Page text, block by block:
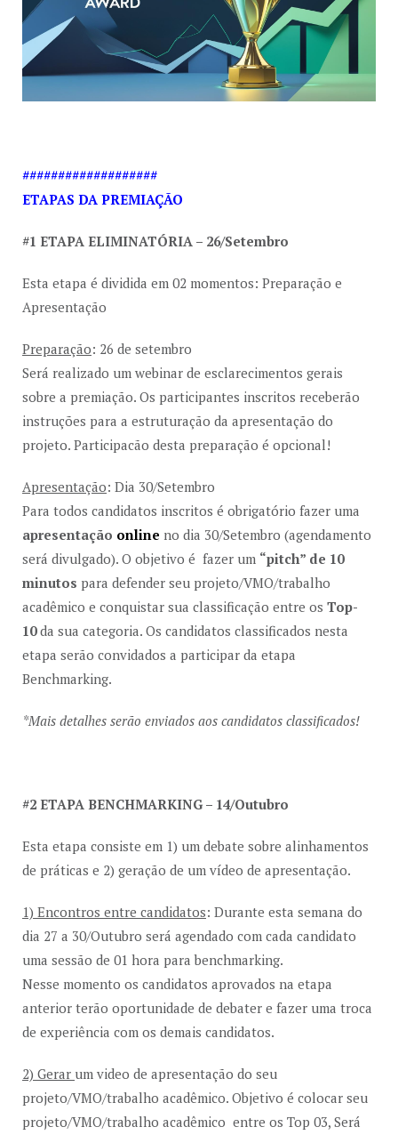
###################
ETAPAS DA PREMIAÇÃO
#1 ETAPA ELIMINATÓRIA – 26/Setembro
Esta etapa é dividida em 02 momentos: Preparação e
Apresentação
Preparação: 26 de setembro
Será realizado um webinar de esclarecimentos gerais
sobre a premiação. Os participantes inscritos receberão
instruções para a estruturação da apresentação do
projeto. Participacão desta preparação é opcional!
Apresentação: Dia 30/Setembro
Para todos candidatos inscritos é obrigatório fazer uma
apresentação online no dia 30/Setembro (agendamento
será divulgado). O objetivo é fazer um “pitch” de 10
minutos para defender seu projeto/VMO/trabalho
acadêmico e conquistar sua classificação entre os Top-
10da sua categoria. Os candidatos classificados nesta
etapa serão convidados a participar da etapa
Benchmarking.
*Mais detalhes serão enviados aos candidatos classificados!
#2 ETAPA BENCHMARKING – 14/Outubro
Esta etapa consiste em 1) um debate sobre alinhamentos
de práticas e 2) geração de um vídeo de apresentação.
1) Encontros entre candidatos: Durante esta semana do
dia 27 a 30/Outubro será agendado com cada candidato
uma sessão de 01 hora para benchmarking.
Nesse momento os candidatos aprovados na etapa
anterior terão oportunidade de debater e fazer uma troca
de experiência com os demais candidatos.
2) Gerar um video de apresentação do seu
projeto/VMO/trabalho acadêmico. Objetivo é colocar seu
projeto/VMO/trabalho acadêmico entre os Top 03, Será